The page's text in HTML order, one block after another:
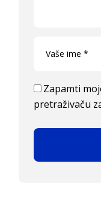
Zapamti
pretraživaču